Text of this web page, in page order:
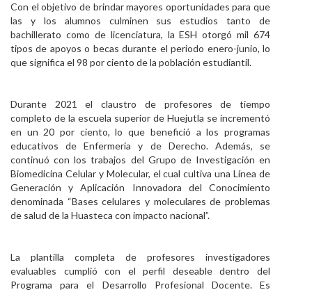
Con el objetivo de brindar mayores oportunidades para que
las y los alumnos culminen sus estudios tanto de
bachillerato como de licenciatura, la ESH otorgó mil 674
tipos de apoyos o becas durante el periodo enero-junio, lo
que significa el 98 por ciento de la población estudiantil.
Durante 2021 el claustro de profesores de tiempo
completo de la escuela superior de Huejutla se incrementó
en un 20 por ciento, lo que benefició a los programas
educativos de Enfermería y de Derecho. Además, se
continuó con los trabajos del Grupo de Investigación en
Biomedicina Celular y Molecular, el cual cultiva una Línea de
Generación y Aplicación Innovadora del Conocimiento
denominada “Bases celulares y moleculares de problemas
de salud de la Huasteca con impacto nacional”.
La plantilla completa de profesores investigadores
evaluables cumplió con el perfil deseable dentro del
Programa para el Desarrollo Profesional Docente. Es